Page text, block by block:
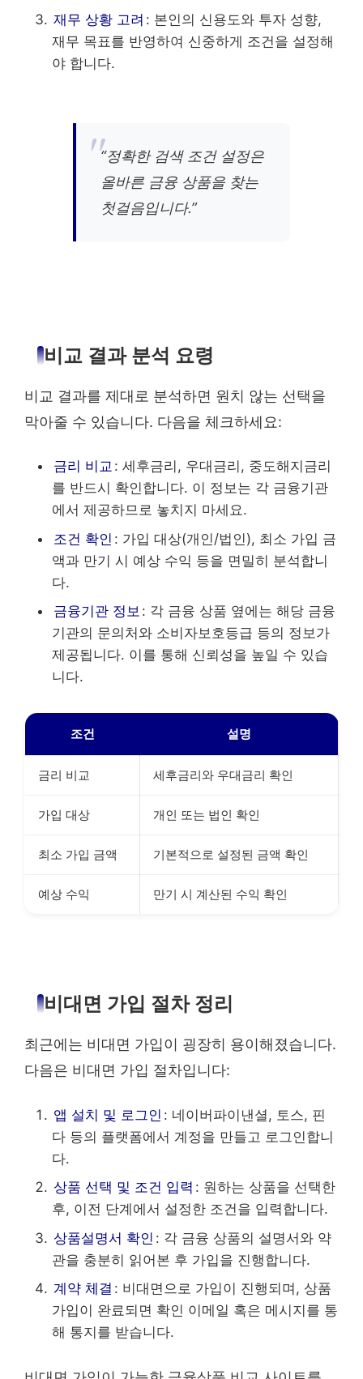
재무 상황 고려 : 본인의 신용도와 투자 성향,
재무 목표를 반영하여 신중하게 조건을 설정해
야 합니다.
“정확한 검색 조건 설정은
올바른 금융 상품을 찾는
첫걸음입니다.”
비교 결과 분석 요령
비교 결과를 제대로 분석하면 원치 않는 선택을
막아줄 수 있습니다. 다음을 체크하세요:
금리 비교 : 세후금리, 우대금리, 중도해지금리
를 반드시 확인합니다. 이 정보는 각 금융기관
에서 제공하므로 놓치지 마세요.
조건 확인 : 가입 대상(개인/법인), 최소 가입 금
액과 만기 시 예상 수익 등을 면밀히 분석합니
다.
금융기관 정보 : 각 금융 상품 옆에는 해당 금융
기관의 문의처와 소비자보호등급 등의 정보가
제공됩니다. 이를 통해 신뢰성을 높일 수 있습
니다.
조건 설명
금리 비교 세후금리와 우대금리 확인
가입 대상 개인 또는 법인 확인
최소 가입 금액 기본적으로 설정된 금액 확인
예상 수익 만기 시 계산된 수익 확인
비대면 가입 절차 정리
최근에는 비대면 가입이 굉장히 용이해졌습니다.
다음은 비대면 가입 절차입니다:
앱 설치 및 로그인 : 네이버파이낸셜, 토스, 핀
다 등의 플랫폼에서 계정을 만들고 로그인합니
다.
상품 선택 및 조건 입력 : 원하는 상품을 선택한
후, 이전 단계에서 설정한 조건을 입력합니다.
상품설명서 확인 : 각 금융 상품의 설명서와 약
관을 충분히 읽어본 후 가입을 진행합니다.
계약 체결 : 비대면으로 가입이 진행되며, 상품
가입이 완료되면 확인 이메일 혹은 메시지를 통
해 통지를 받습니다.